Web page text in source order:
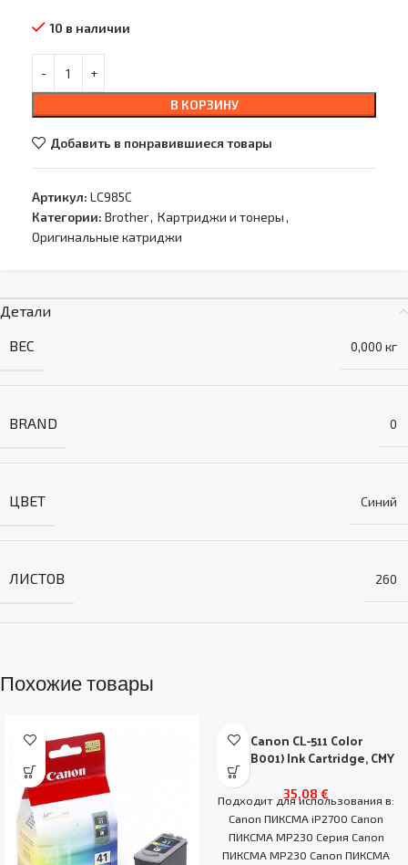
10 в наличии
В КОРЗИНУ
Добавить в понравившиеся товары
Артикул: LC985C
Категории: Brother, Картриджи и тонеры,
Оригинальные катриджи
Детали
ВЕС
0,000 кг
BRAND 0
ЦВЕТ Синий
ЛИСТОВ 260
Похожие товары
Canon CL-511 Color
(2972B001) Ink Cartridge, CMY
35,08 €
Подходит для использования в:
Canon ПИКСМА iP2700 Canon
ПИКСМА MP230 Серия Canon
ПИКСМА MP230 Canon ПИКСМА